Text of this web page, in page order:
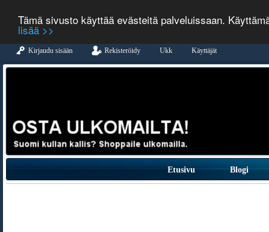
Tämä sivusto käyttää evästeitä palveluissaan.
lisää >>
Kirjaudu sisään Rekisteröidy Ukk Käyttäjät
Etusivu Blogi